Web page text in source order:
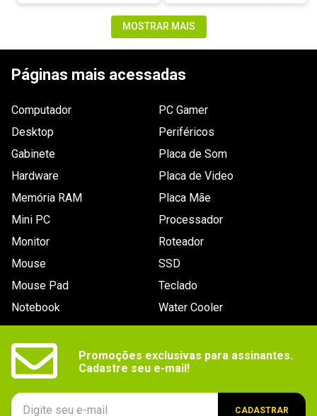
MOSTRAR MAIS
Páginas mais acessadas
Computador
Desktop
Gabinete
Hardware
Memória RAM
Mini PC
Monitor
Mouse
Mouse Pad
Notebook
PC Gamer
Periféricos
Placa de Som
Placa de Video
Placa Mãe
Processador
Roteador
SSD
Teclado
Water Cooler
Promoções exclusivas para assinantes.
Cadastre seu e-mail!
CADASTRAR